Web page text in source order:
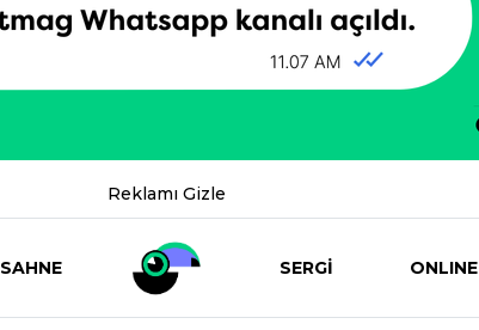
Reklamı Gizle
SAHNE SERGİ ONLINE